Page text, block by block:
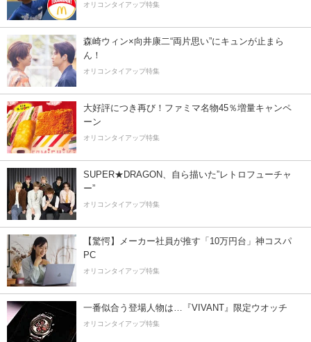
オリコンタイアップ特集
森崎ウィン×向井康二“両片思い”にキュンが止まら
ん！
オリコンタイアップ特集
大好評につき再び！ファミマ名物45％増量キャンペ
ーン
オリコンタイアップ特集
SUPER★DRAGON、自ら描いた”レトロフューチャ
ー”
オリコンタイアップ特集
【驚愕】メーカー社員が推す「10万円台」神コスパ
PC
オリコンタイアップ特集
一番似合う登場人物は…『VIVANT』限定ウオッチ
オリコンタイアップ特集